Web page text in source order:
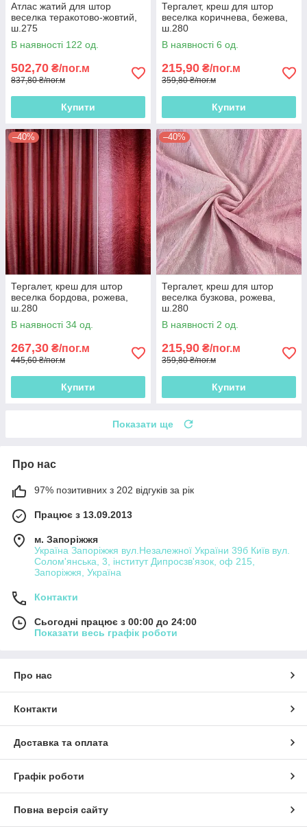
Атлас жатий для штор
веселка теракотово-жовтий,
ш.275
В наявності 122 од.
502,70 ₴/пог.м
837,80 ₴/пог.м
Купити
Тергалет, креш для штор
веселка коричнева, бежева,
ш.280
В наявності 6 од.
215,90 ₴/пог.м
359,80 ₴/пог.м
Купити
–40%
Тергалет, креш для штор
веселка бордова, рожева,
ш.280
В наявності 34 од.
267,30 ₴/пог.м
445,60 ₴/пог.м
Купити
–40%
Тергалет, креш для штор
веселка бузкова, рожева,
ш.280
В наявності 2 од.
215,90 ₴/пог.м
359,80 ₴/пог.м
Купити
Показати ще
Про нас
97% позитивних з 202 відгуків за рік
Працює з 13.09.2013
м. Запоріжжя
Україна Запоріжжя вул.Незалежної України 39б Київ вул.
Солом'янська, 3, інститут Дипросзв'язок, оф 215,
Запоріжжя, Україна
Контакти
Сьогодні працює з 00:00 до 24:00
Показати весь графік роботи
Про нас
Контакти
Доставка та оплата
Графік роботи
Повна версія сайту